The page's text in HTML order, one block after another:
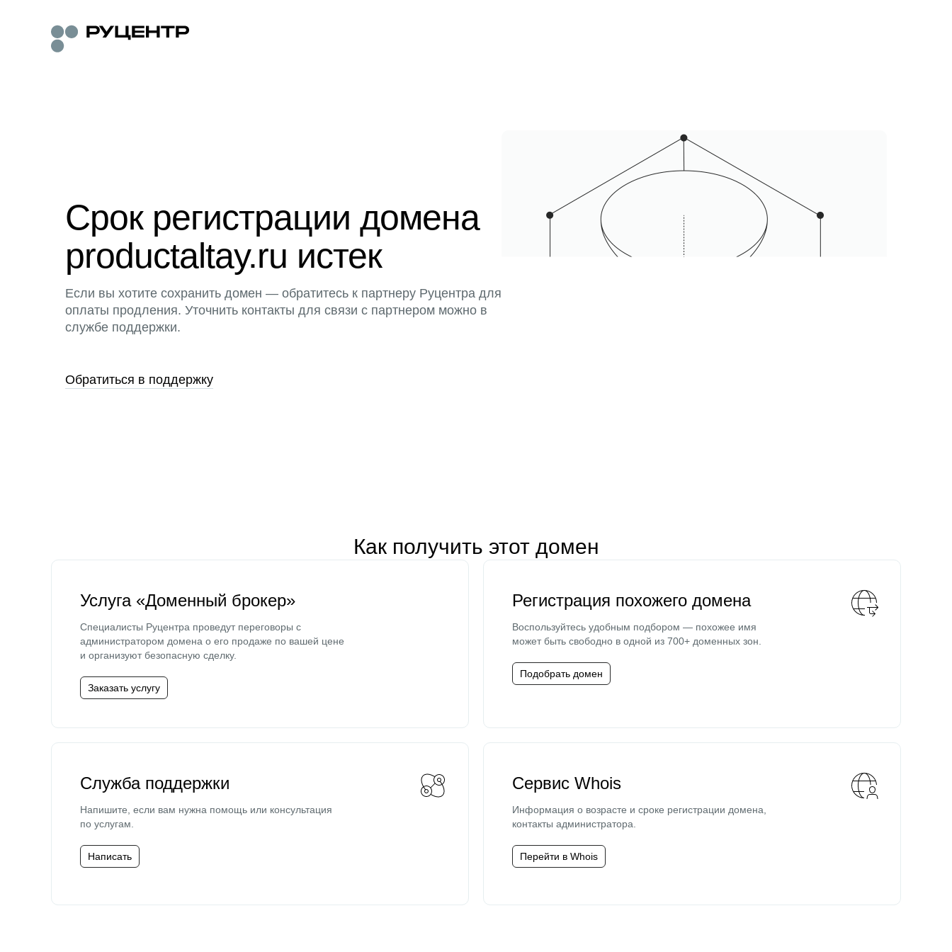
Срок регистрации домена
productaltay.ru истек
Если вы хотите сохранить домен — обратитесь к партнеру Руцентра для
оплаты продления. Уточнить контакты для связи с партнером можно в
службе поддержки.
Обратиться в поддержку
Как получить этот домен
Услуга «Доменный брокер»
Специалисты Руцентра проведут переговоры с
администратором домена о его продаже по вашей цене
и организуют безопасную сделку.
Заказать услугу
Регистрация похожего домена
Воспользуйтесь удобным подбором — похожее имя
может быть свободно в одной из 700+ доменных зон.
Подобрать домен
Служба поддержки
Напишите, если вам нужна помощь или консультация
по услугам.
Написать
Сервис Whois
Информация о возрасте и сроке регистрации домена,
контакты администратора.
Перейти в Whois